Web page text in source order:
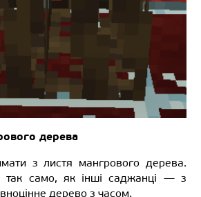
дерева
з листя мангрового дерева.
так само, як інші саджанці — з
дерево з часом.